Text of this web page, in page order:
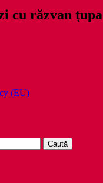
cu răzvan ţupa
(EU)